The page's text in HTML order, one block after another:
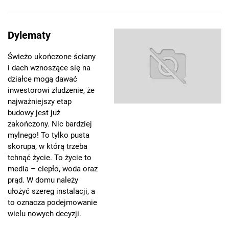
Dylematy
Świeżo ukończone ściany
i dach wznoszące się na
działce mogą dawać
inwestorowi złudzenie, że
najważniejszy etap
budowy jest już
zakończony. Nic bardziej
mylnego! To tylko pusta
skorupa, w którą trzeba
tchnąć życie. To życie to
media – ciepło, woda oraz
prąd. W domu należy
ułożyć szereg instalacji, a
to oznacza podejmowanie
wielu nowych decyzji.